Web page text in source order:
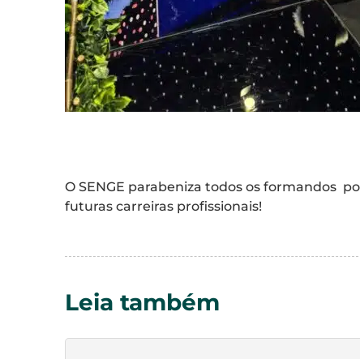
O SENGE parabeniza todos os formandos
futuras carreiras profissionais!
Leia também